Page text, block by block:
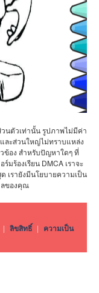
นตัวเท่านั้น รูปภาพไม่มีค่า
ละส่วนใหญ่ไม่ทราบแหล่ง
ข้อง สำหรับปัญหาใดๆ ที่
มร้องเรียน DMCA เราจะ
เรายังมีนโยบายความเป็น
ของคุณ
| ลิขสิทธิ์ | ความเป็น